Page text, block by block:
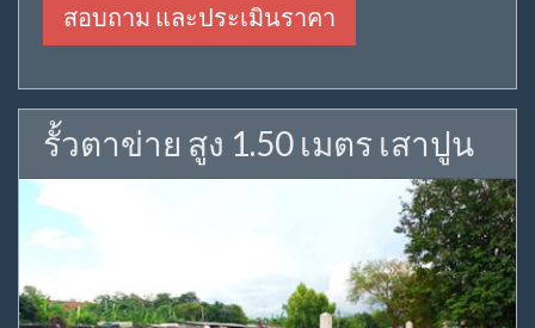
สอบถาม และประเมินราคา
รั้วตาข่าย สูง 1.50 เมตร เสาปูน